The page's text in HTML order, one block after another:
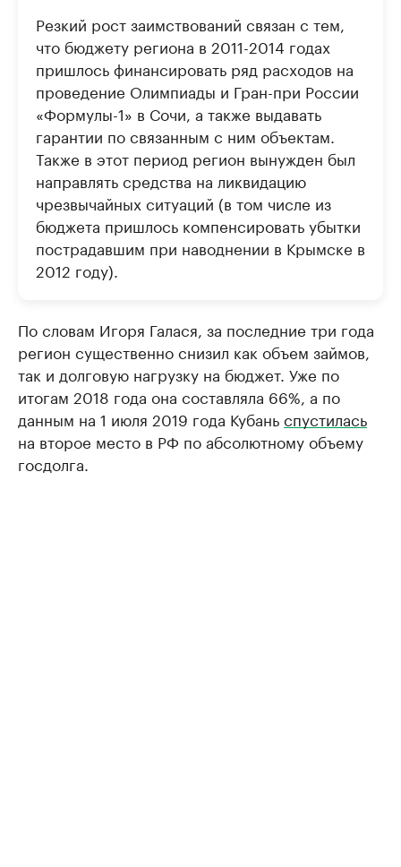
Резкий рост заимствований связан с тем,
что бюджету региона в 2011-2014 годах
пришлось финансировать ряд расходов на
проведение Олимпиады и Гран-при России
«Формулы-1» в Сочи, а также выдавать
гарантии по связанным с ним объектам.
Также в этот период регион вынужден был
направлять средства на ликвидацию
чрезвычайных ситуаций (в том числе из
бюджета пришлось компенсировать убытки
пострадавшим при наводнении в Крымске в
2012 году).
По словам Игоря Галася, за последние три года
регион существенно снизил как объем займов,
так и долговую нагрузку на бюджет. Уже по
итогам 2018 года она составляла 66%, а по
данным на 1 июля 2019 года Кубаньспустилась
на второе место в РФ по абсолютному объему
госдолга.